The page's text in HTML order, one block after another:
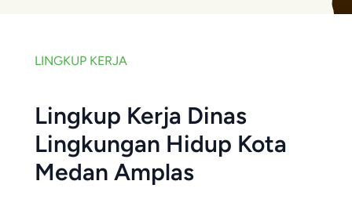
LINGKUP KERJA
Lingkup Kerja Dinas
Lingkungan Hidup Kota
Medan Amplas